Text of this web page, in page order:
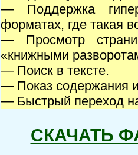
— Поддержка
форматах, где такая
— Просмотр
«книжными
— Поиск в тексте.
— Показ содержания
— Быстрый переход
СКАЧАТЬ